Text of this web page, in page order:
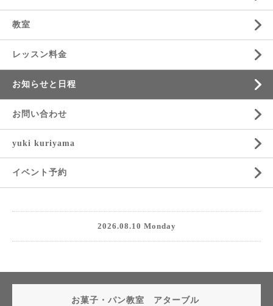
教室
レッスン料金
お知らせと日程
お問い合わせ
yuki kuriyama
イベント予約
2026.08.10 Monday
お菓子・パン教室 アターブル